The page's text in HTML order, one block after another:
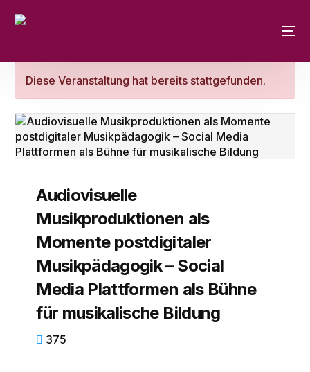
Diese Veranstaltung hat bereits stattgefunden.
Audiovisuelle
Musikproduktionen als
Momente postdigitaler
Musikpädagogik – Social
Media Plattformen als Bühne
für musikalische Bildung
375